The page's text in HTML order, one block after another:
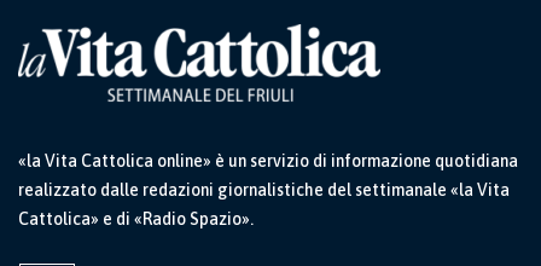
«la Vita Cattolica online» è un servizio di informazione quotidiana
realizzato dalle redazioni giornalistiche del settimanale «la Vita
Cattolica» e di «Radio Spazio».